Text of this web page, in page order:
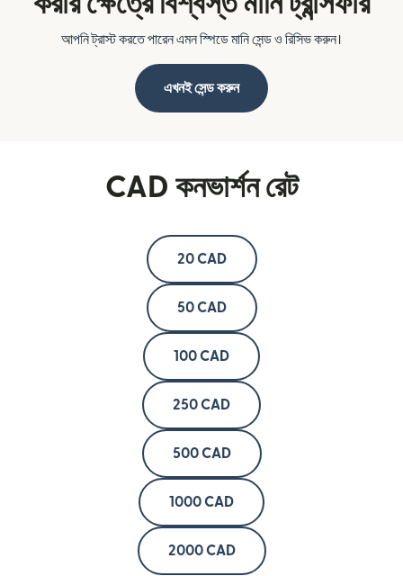
আপনি ট্রাস্ট করতে পারেন এমন স্পিডে মানি সেন্ড ও রিসিভ করুন।
এখনই সেন্ড করুন
CAD কনভার্শন রেট
20 CAD
50 CAD
100 CAD
250 CAD
500 CAD
1000 CAD
2000 CAD